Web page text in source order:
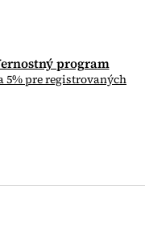
program
5% pre registrovaných